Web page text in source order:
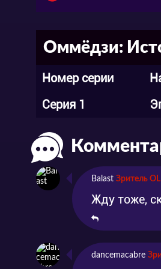
Оммёдзи стоят на
угроза снова
своей обычной
они время от
Смотрите аниме
озвучке и хорошем
Оммёдзи:
Номер серии
Серия 1
Balast Зритель
Жду тоже,
dancemacabre